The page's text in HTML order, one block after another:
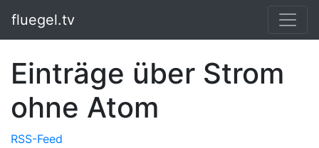
fluegel.tv
Einträge über Strom
ohne Atom
RSS-Feed